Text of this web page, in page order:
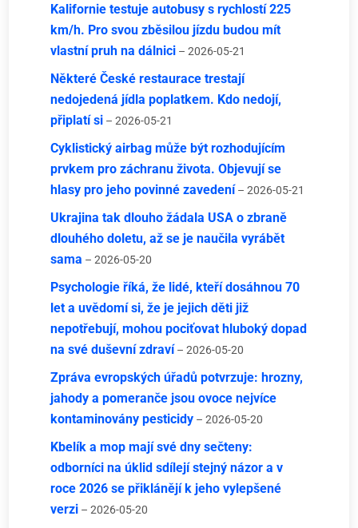
Kalifornie testuje autobusy s rychlostí 225
km/h. Pro svou zběsilou jízdu budou mít
vlastní pruh na dálnici – 2026-05-21
Některé České restaurace trestají
nedojedená jídla poplatkem. Kdo nedojí,
připlatí si – 2026-05-21
Cyklistický airbag může být rozhodujícím
prvkem pro záchranu života. Objevují se
hlasy pro jeho povinné zavedení – 2026-05-21
Ukrajina tak dlouho žádala USA o zbraně
dlouhého doletu, až se je naučila vyrábět
sama – 2026-05-20
Psychologie říká, že lidé, kteří dosáhnou 70
let a uvědomí si, že je jejich děti již
nepotřebují, mohou pociťovat hluboký dopad
na své duševní zdraví – 2026-05-20
Zpráva evropských úřadů potvrzuje: hrozny,
jahody a pomeranče jsou ovoce nejvíce
kontaminovány pesticidy – 2026-05-20
Kbelík a mop mají své dny sečteny:
odborníci na úklid sdílejí stejný názor a v
roce 2026 se přiklánějí k jeho vylepšené
verzi – 2026-05-20